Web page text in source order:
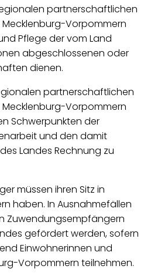
partnerschaftlichen
Vorpommern
Pflege der vom Land
abgeschlossenen oder
dienen.
partnerschaftlichen
Vorpommern
Schwerpunkten der
und den damit
Landes Rechnung zu
müssen ihren Sitz in
haben. In Ausnahmefällen
Zuwendungsempfängern
gefördert werden, sofern
Einwohnerinnen und
Vorpommern teilnehmen.